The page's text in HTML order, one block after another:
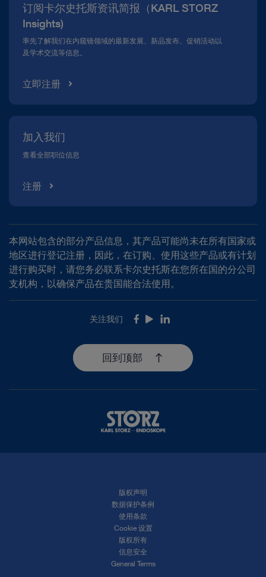
合规热线
资料下载
订阅卡尔史托斯资讯简报（KARL STORZ
Insights)
率先了解我们在内窥镜领域的最新发展、新品发布、促销活动以
及学术交流等信息。
立即注册
加入我们
查看全部职位信息
注册
本网站包含的部分产品信息，其产品可能尚未在所有国家或
地区进行登记注册，因此，在订购、使用这些产品或有计划
进行购买时，请您务必联系卡尔史托斯在您所在国的分公司
支机构，以确保产品在贵国能合法使用。
关注我们 Facebook
YoutubeLinkedIn
回到顶部
版权声明
数据保护条例
使用条款
Cookie 设置
版权所有
信息安全
General Terms